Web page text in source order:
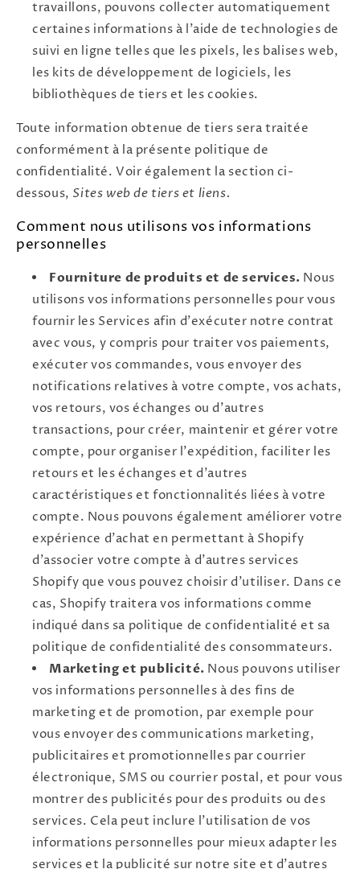
travaillons, pouvons collecter automatiquement
certaines informations à l'aide de technologies de
suivi en ligne telles que les pixels, les balises web,
les kits de développement de logiciels, les
bibliothèques de tiers et les cookies.
Toute information obtenue de tiers sera traitée
conformément à la présente politique de
confidentialité. Voir également la section ci-
dessous, Sites web de tiers et liens.
Comment nous utilisons vos informations
personnelles
Fourniture de produits et de services. Nous
utilisons vos informations personnelles pour vous
fournir les Services afin d'exécuter notre contrat
avec vous, y compris pour traiter vos paiements,
exécuter vos commandes, vous envoyer des
notifications relatives à votre compte, vos achats,
vos retours, vos échanges ou d'autres
transactions, pour créer, maintenir et gérer votre
compte, pour organiser l'expédition, faciliter les
retours et les échanges et d'autres
caractéristiques et fonctionnalités liées à votre
compte. Nous pouvons également améliorer votre
expérience d'achat en permettant à Shopify
d'associer votre compte à d'autres services
Shopify que vous pouvez choisir d'utiliser. Dans ce
cas, Shopify traitera vos informations comme
indiqué dans sa politique de confidentialité et sa
politique de confidentialité des consommateurs.
Marketing et publicité. Nous pouvons utiliser
vos informations personnelles à des fins de
marketing et de promotion, par exemple pour
vous envoyer des communications marketing,
publicitaires et promotionnelles par courrier
électronique, SMS ou courrier postal, et pour vous
montrer des publicités pour des produits ou des
services. Cela peut inclure l'utilisation de vos
informations personnelles pour mieux adapter les
services et la publicité sur notre site et d'autres